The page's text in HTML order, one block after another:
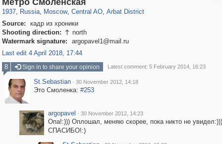
Метро Смоленская
1937, Russia, Moscow, Central AO, Arbat District
Source:
кадр из хроники
Shooting direction:  north
Watermark signature:
argopavel1@mail.ru
Last edit 4 April 2018, 17:44
8
Sign in to share your opinion Latest comment: 5 February 2014, 16:23
St.Sebastian · 30 November 2012, 14:18
Это Смоленка: #253
argopavel · 30 November 2012, 14:23
Опа!:))) Оплошал, меняю скорее, пока никто не увидел:)))
СПАСИБО!:)